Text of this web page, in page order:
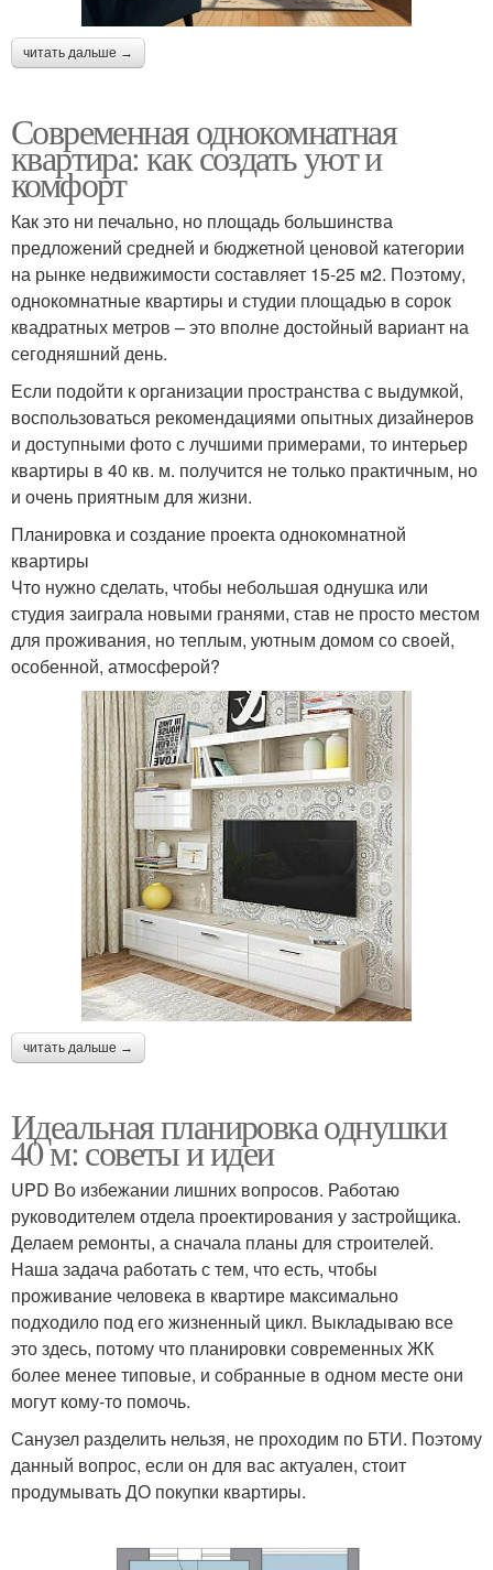
читать дальше →
Современная однокомнатная
квартира: как создать уют и
комфорт
Как это ни печально, но площадь большинства
предложений средней и бюджетной ценовой категории
на рынке недвижимости составляет 15-25 м2. Поэтому,
однокомнатные квартиры и студии площадью в сорок
квадратных метров – это вполне достойный вариант на
сегодняшний день.
Если подойти к организации пространства с выдумкой,
воспользоваться рекомендациями опытных дизайнеров
и доступными фото с лучшими примерами, то интерьер
квартиры в 40 кв. м. получится не только практичным, но
и очень приятным для жизни.
Планировка и создание проекта однокомнатной
квартиры
Что нужно сделать, чтобы небольшая однушка или
студия заиграла новыми гранями, став не просто местом
для проживания, но теплым, уютным домом со своей,
особенной, атмосферой?
читать дальше →
Идеальная планировка однушки
40 м: советы и идеи
UPD Во избежании лишних вопросов. Работаю
руководителем отдела проектирования у застройщика.
Делаем ремонты, а сначала планы для строителей.
Наша задача работать с тем, что есть, чтобы
проживание человека в квартире максимально
подходило под его жизненный цикл. Выкладываю все
это здесь, потому что планировки современных ЖК
более менее типовые, и собранные в одном месте они
могут кому-то помочь.
Санузел разделить нельзя, не проходим по БТИ. Поэтому
данный вопрос, если он для вас актуален, стоит
продумывать ДО покупки квартиры.